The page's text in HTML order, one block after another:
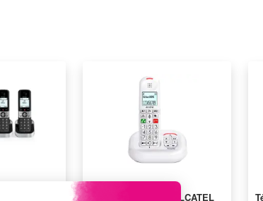
Téléphone sans fil ALCATEL